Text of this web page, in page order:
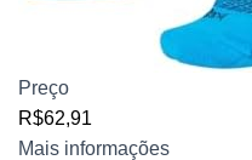
Preço
R$62,91
Mais informações